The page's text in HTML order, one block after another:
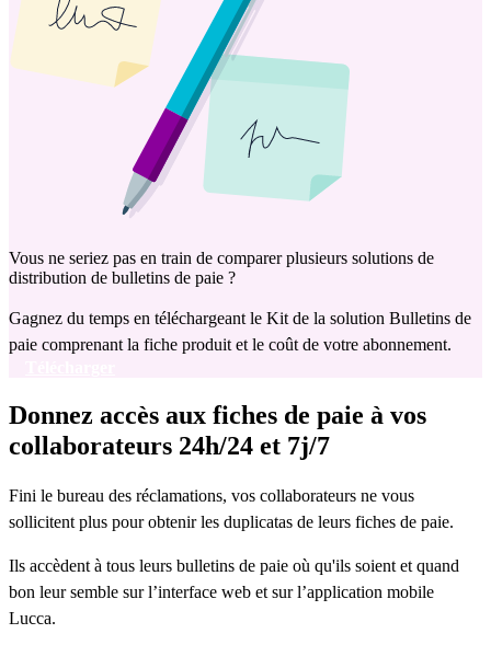
Vous ne seriez pas en train de comparer plusieurs solutions de
distribution de bulletins de paie ?
Gagnez du temps en téléchargeant le Kit de la solution Bulletins de
paie comprenant la fiche produit et le coût de votre abonnement.
Donnez accès aux fiches de paie à vos
collaborateurs 24h/24 et 7j/7
Fini le bureau des réclamations, vos collaborateurs ne vous
sollicitent plus pour obtenir les duplicatas de leurs fiches de paie.
Ils accèdent à tous leurs bulletins de paie où qu'ils soient et quand
bon leur semble sur l’interface web et sur l’application mobile
Lucca.